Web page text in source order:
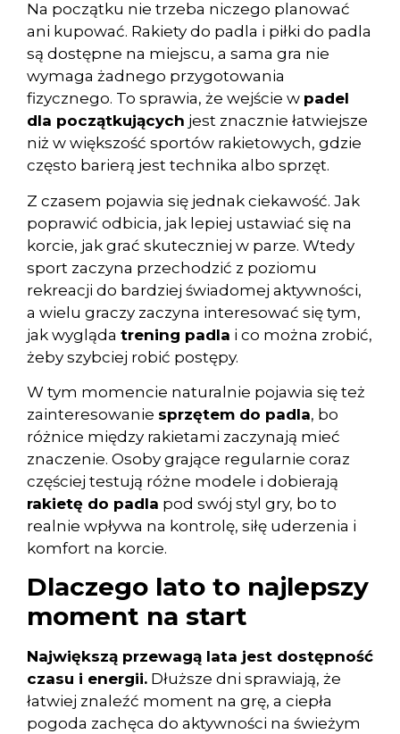
Na początku nie trzeba niczego planować
ani kupować. Rakiety do padla i piłki do padla
są dostępne na miejscu, a sama gra nie
wymaga żadnego przygotowania
fizycznego. To sprawia, że wejście w padel
dla początkujących jest znacznie łatwiejsze
niż w większość sportów rakietowych, gdzie
często barierą jest technika albo sprzęt.
Z czasem pojawia się jednak ciekawość. Jak
poprawić odbicia, jak lepiej ustawiać się na
korcie, jak grać skuteczniej w parze. Wtedy
sport zaczyna przechodzić z poziomu
rekreacji do bardziej świadomej aktywności,
a wielu graczy zaczyna interesować się tym,
jak wygląda trening padla i co można zrobić,
żeby szybciej robić postępy.
W tym momencie naturalnie pojawia się też
zainteresowanie sprzętem do padla, bo
różnice między rakietami zaczynają mieć
znaczenie. Osoby grające regularnie coraz
częściej testują różne modele i dobierają
rakietę do padla pod swój styl gry, bo to
realnie wpływa na kontrolę, siłę uderzenia i
komfort na korcie.
Dlaczego lato to najlepszy
moment na start
Największą przewagą lata jest dostępność
czasu i energii. Dłuższe dni sprawiają, że
łatwiej znaleźć moment na grę, a ciepła
pogoda zachęca do aktywności na świeżym